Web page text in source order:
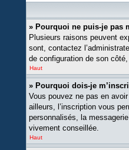
» Pourquoi ne puis-je pas
Plusieurs raisons peuvent
sont, contactez
de configuration de son
Haut
» Pourquoi dois-je
Vous pouvez ne pas en
ailleurs, l’inscription vous
personnalisés, la
vivement conseillée.
Haut